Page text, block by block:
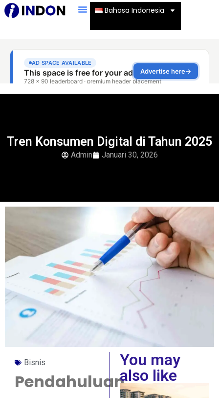
Bahasa Indonesia
Tren Konsumen Digital di Tahun 2025
Admin Januari 30, 2026
Bisnis
Pendahuluan
You may
also like